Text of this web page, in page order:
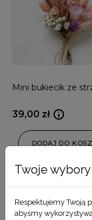
Mini bukiecik ze
39,00 zł
DODAJ DO
Twoje
Respektujemy Twoją
abyśmy